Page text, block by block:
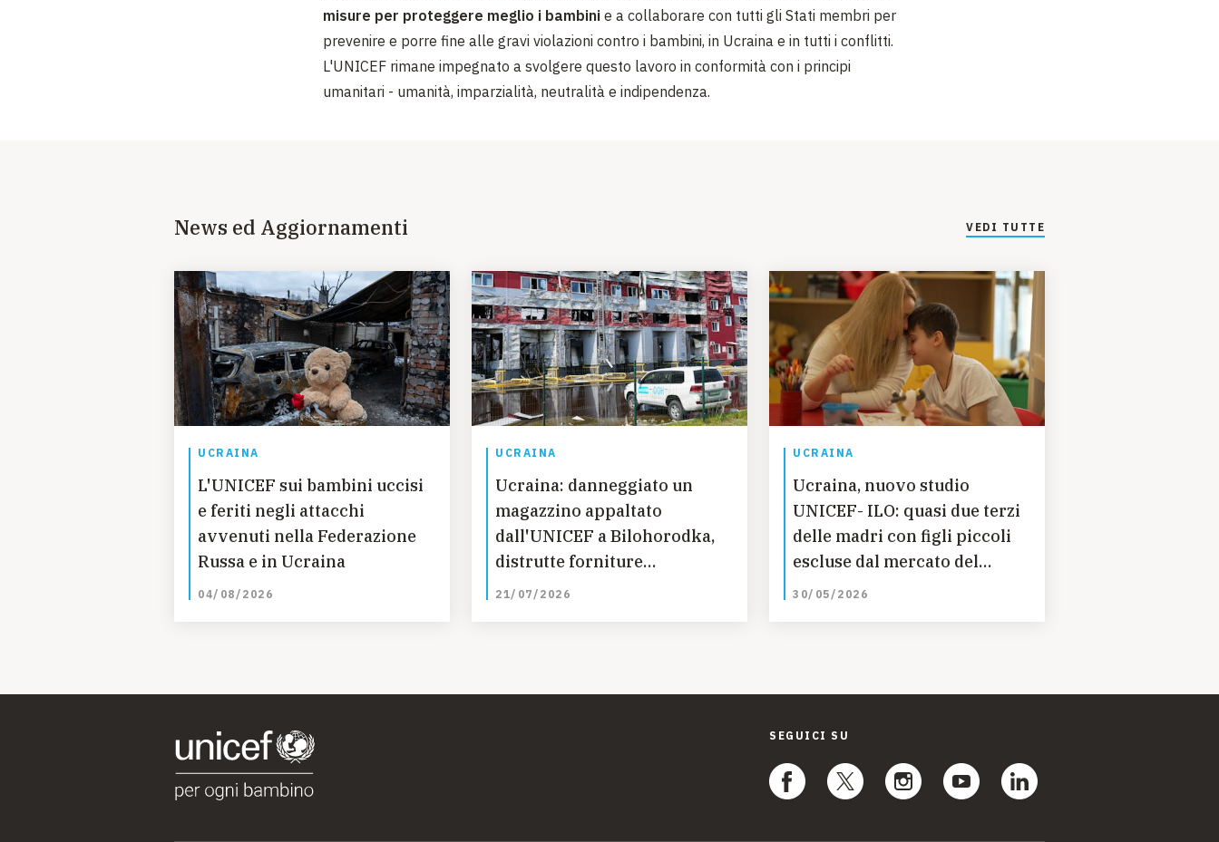
misure per proteggere meglio i bambini e a collaborare con tutti gli Stati membri per
prevenire e porre fine alle gravi violazioni contro i bambini, in Ucraina e in tutti i conflitti.
L'UNICEF rimane impegnato a svolgere questo lavoro in conformità con i principi
umanitari - umanità, imparzialità, neutralità e indipendenza.
News ed Aggiornamenti VEDI TUTTE
UCRAINA
L'UNICEF sui bambini uccisi
e feriti negli attacchi
avvenuti nella Federazione
Russa e in Ucraina
04/08/2026
UCRAINA
Ucraina: danneggiato un
magazzino appaltato
dall'UNICEF a Bilohorodka,
distrutte forniture
umanitarie essenziali
21/07/2026
UCRAINA
Ucraina, nuovo studio
UNICEF- ILO: quasi due terzi
delle madri con figli piccoli
escluse dal mercato del
lavoro
30/05/2026
SEGUICI SU